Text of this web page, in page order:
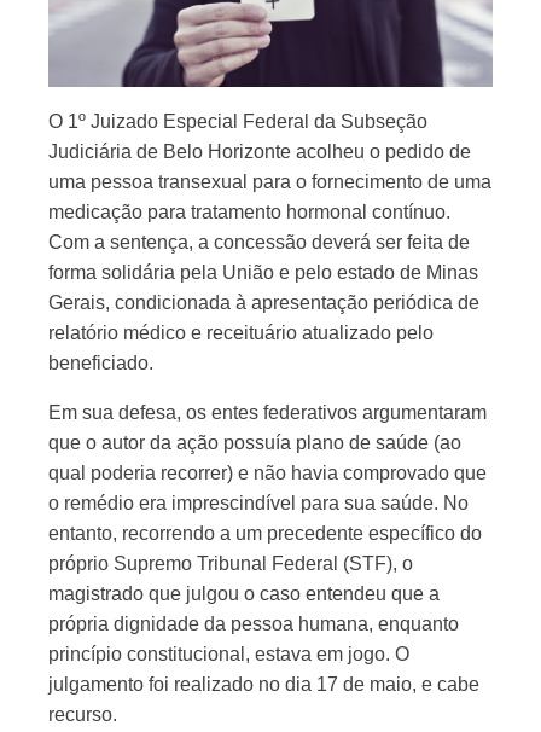
O 1º Juizado Especial Federal da Subseção
Judiciária de Belo Horizonte acolheu o pedido de
uma pessoa transexual para o fornecimento de uma
medicação para tratamento hormonal contínuo.
Com a sentença, a concessão deverá ser feita de
forma solidária pela União e pelo estado de Minas
Gerais, condicionada à apresentação periódica de
relatório médico e receituário atualizado pelo
beneficiado.
Em sua defesa, os entes federativos argumentaram
que o autor da ação possuía plano de saúde (ao
qual poderia recorrer) e não havia comprovado que
o remédio era imprescindível para sua saúde. No
entanto, recorrendo a um precedente específico do
próprio Supremo Tribunal Federal (STF), o
magistrado que julgou o caso entendeu que a
própria dignidade da pessoa humana, enquanto
princípio constitucional, estava em jogo. O
julgamento foi realizado no dia 17 de maio, e cabe
recurso.